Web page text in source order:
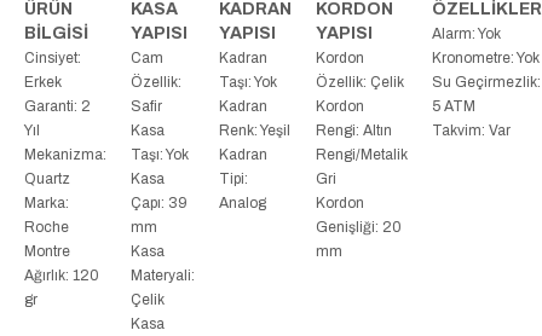
ÜRÜN
BİLGİSİ
Cinsiyet:
Erkek
Garanti: 2
Yıl
Mekanizma:
Quartz
Marka:
Roche
Montre
Ağırlık: 120
gr
KASA
YAPISI
Cam
Özellik:
Safir
Kasa
Taşı: Yok
Kasa
Çapı: 39
mm
Kasa
Materyali:
Çelik
Kasa
KADRAN
YAPISI
Kadran
Taşı: Yok
Kadran
Renk: Yeşil
Kadran
Tipi:
Analog
KORDON
YAPISI
Kordon
Özellik: Çelik
Kordon
Rengi: Altın
Rengi/Metalik
Gri
Kordon
Genişliği: 20
mm
ÖZELLİKLER
Alarm: Yok
Kronometre: Yok
Su Geçirmezlik:
5 ATM
Takvim: Var